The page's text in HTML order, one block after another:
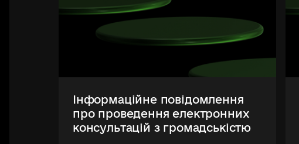
Інформаційне повідомлення
про проведення електронних
консультацій з громадськістю